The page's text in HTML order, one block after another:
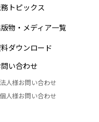
トピックス
物・メディア一覧
ダウンロード
い合わせ
法人様お問い合わせ
個人様お問い合わせ